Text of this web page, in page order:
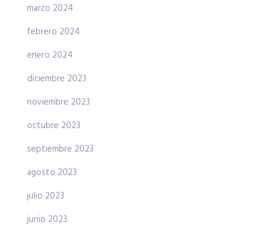
marzo 2024
febrero 2024
enero 2024
diciembre 2023
noviembre 2023
octubre 2023
septiembre 2023
agosto 2023
julio 2023
junio 2023